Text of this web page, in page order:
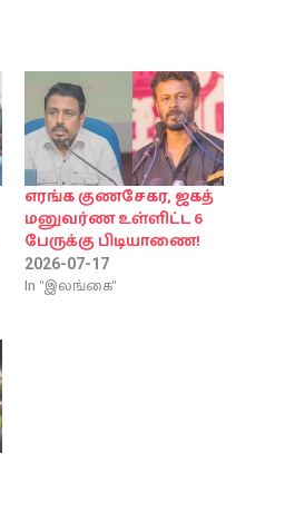
எரங்க குணசேகர, ஜகத்
மனுவர்ண உள்ளிட்ட 6
பேருக்கு பிடியாணை!
2026-07-17
In "இலங்கை"